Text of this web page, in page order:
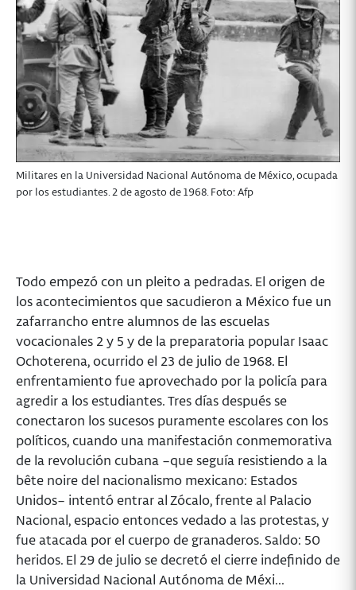
Militares en la Universidad Nacional Autónoma de México, ocupada
por los estudiantes. 2 de agosto de 1968. Foto: Afp
Todo empezó con un pleito a pedradas. El origen de
los acontecimientos que sacudieron a México fue un
zafarrancho entre alumnos de las escuelas
vocacionales 2 y 5 y de la preparatoria popular Isaac
Ochoterena, ocurrido el 23 de julio de 1968. El
enfrentamiento fue aprovechado por la policía para
agredir a los estudiantes. Tres días después se
conectaron los sucesos puramente escolares con los
políticos, cuando una manifestación conmemorativa
de la revolución cubana –que seguía resistiendo a la
bête noire del nacionalismo mexicano: Estados
Unidos– intentó entrar al Zócalo, frente al Palacio
Nacional, espacio entonces vedado a las protestas, y
fue atacada por el cuerpo de granaderos. Saldo: 50
heridos. El 29 de julio se decretó el cierre indefinido de
la Universidad Nacional Autónoma de Méxi...